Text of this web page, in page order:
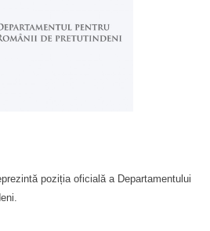
poziția oficială a Departamentului